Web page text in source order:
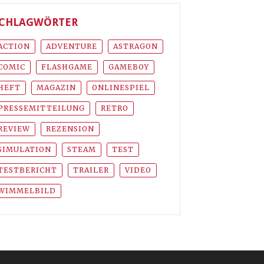
ADVENTURE ASTRAGON
FLASHGAME GAMEBOY
MAGAZIN ONLINESPIEL
RETRO
REZENSION
STEAM TEST
TRAILER VIDEO